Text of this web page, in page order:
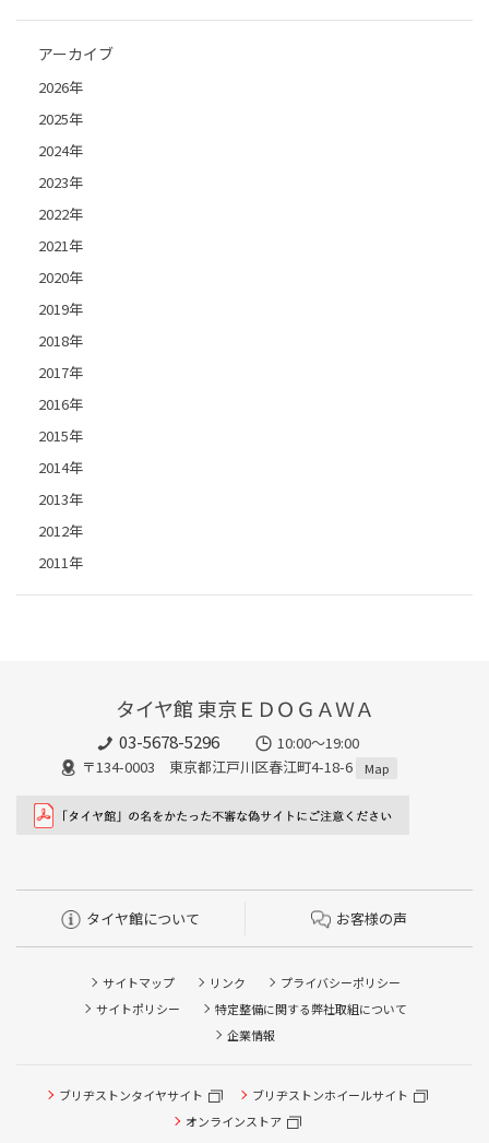
アーカイブ
2026年
2025年
2024年
2023年
2022年
2021年
2020年
2019年
2018年
2017年
2016年
2015年
2014年
2013年
2012年
2011年
タイヤ館 東京ＥＤＯＧＡＷＡ
03-5678-5296
10:00～19:00
〒134-0003 東京都江戸川区春江町4-18-6
Map
タイヤ館について お客様の声
サイトマップ リンク
プライバシーポリシー
サイトポリシー
特定整備に関する弊社取組について
企業情報
ブリヂストンタイヤサイト
ブリヂストンホイールサイト
オンラインストア